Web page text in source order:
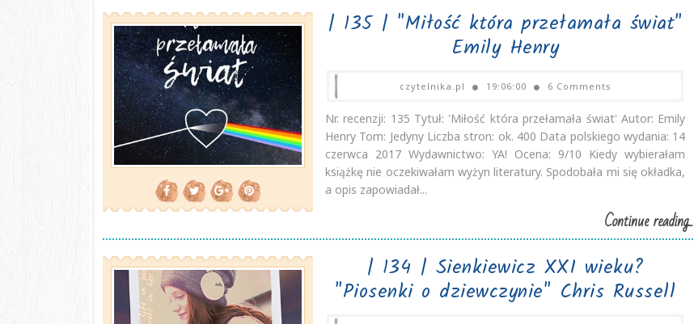
| 135 | "Miłość która przełamała świat"
Emily Henry
czytelnika.pl 19:06:00 6 Comments
Nr. recenzji: 135 Tytuł: 'Miłość która przełamała świat' Autor: Emily
Henry Tom: Jedyny Liczba stron: ok. 400 Data polskiego wydania: 14
czerwca 2017 Wydawnictwo: YA! Ocena: 9/10 Kiedy wybierałam
książkę nie oczekiwałam wyżyn literatury. Spodobała mi się okładka,
a opis zapowiadał...
Continue reading...
| 134 | Sienkiewicz XXI wieku?
"Piosenki o dziewczynie" Chris Russell